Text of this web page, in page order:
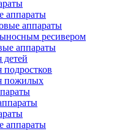
аппараты
аппараты
ресивером
аппараты
детей
пожилых
аппараты